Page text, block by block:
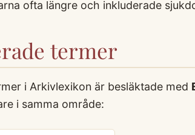
ofta längre och inkluderade
termer
i Arkivlexikon är besläktade med
i samma område: